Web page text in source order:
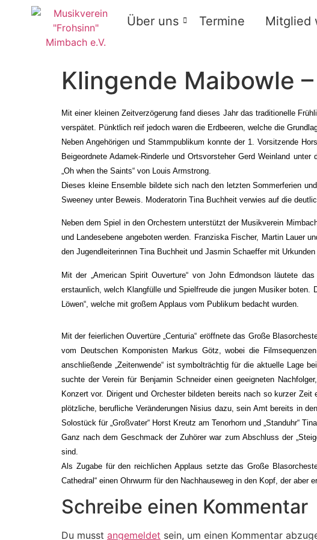
Über uns Termine Mitglied
Klingende Maibowle
Mit einer kleinen Zeitverzögerung fand dieses Jahr das traditionelle
verspätet. Pünktlich reif jedoch waren die Erdbeeren, welche die
Neben Angehörigen und Stammpublikum konnte der 1. Vorsitzende
Beigeordnete Adamek-Rinderle und Ortsvorsteher Gerd Weinland unter
„Oh when the Saints“ von Louis Armstrong.
Dieses kleine Ensemble bildete sich nach den letzten Sommerferien
Sweeney unter Beweis. Moderatorin Tina Buchheit verwies auf die
Neben dem Spiel in den Orchestern unterstützt der Musikverein
und Landesebene angeboten werden. Franziska Fischer, Martin Lauer
den Jugendleiterinnen Tina Buchheit und Jasmin Schaeffer mit
Mit der „American Spirit Ouverture“ von John Edmondson läutete
erstaunlich, welch Klangfülle und Spielfreude die jungen Musiker boten.
Löwen“, welche mit großem Applaus vom Publikum bedacht wurden.
Mit der feierlichen Ouvertüre „Centuria“ eröffnete das Große
vom Deutschen Komponisten Markus Götz, wobei die
anschließende „Zeitenwende“ ist symbolträchtig für die aktuelle Lage
suchte der Verein für Benjamin Schneider einen geeigneten
Konzert vor. Dirigent und Orchester bildeten bereits nach so kurzer
plötzliche, berufliche Veränderungen Nisius dazu, sein Amt bereits in
Solostück für „Großvater“ Horst Kreutz am Tenorhorn und „Standuhr“
Ganz nach dem Geschmack der Zuhörer war zum Abschluss der
sind.
Als Zugabe für den reichlichen Applaus setzte das Große
Cathedral“ einen Ohrwurm für den Nachhauseweg in den Kopf, der aber
Schreibe einen Kommentar
Du musst angemeldet sein, um einen Kommentar